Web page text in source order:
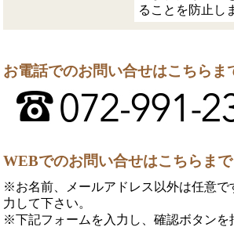
ることを防止し
お電話でのお問い合せはこちらま
WEBでのお問い合せはこちらまで
※お名前、メールアドレス以外は任意で
力して下さい。
※下記フォームを入力し、確認ボタンを